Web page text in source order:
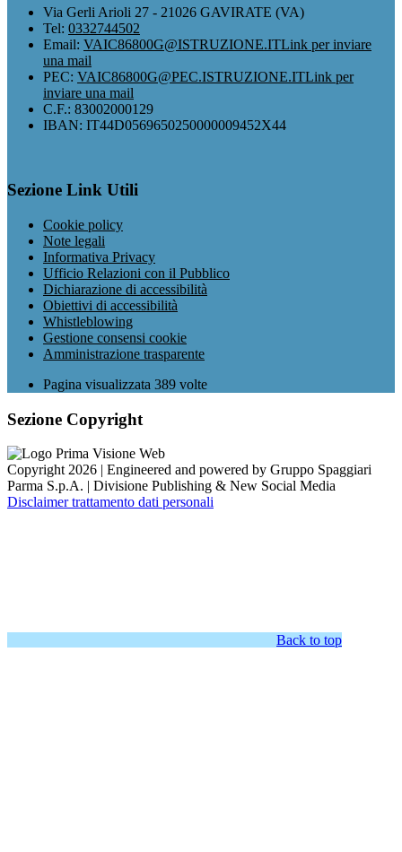
Via Gerli Arioli 27 - 21026 GAVIRATE (VA)
Tel: 0332744502
Email: VAIC86800G@ISTRUZIONE.ITLink per inviare
una mail
PEC: VAIC86800G@PEC.ISTRUZIONE.ITLink per
inviare una mail
C.F.: 83002000129
IBAN: IT44D0569650250000009452X44
Sezione Link Utili
Cookie policy
Note legali
Informativa Privacy
Ufficio Relazioni con il Pubblico
Dichiarazione di accessibilità
Obiettivi di accessibilità
Whistleblowing
Gestione consensi cookie
Amministrazione trasparente
Pagina visualizzata 389 volte
Sezione Copyright
Copyright 2026 | Engineered and powered by Gruppo Spaggiari
Parma S.p.A. | Divisione Publishing & New Social Media
Disclaimer trattamento dati personali
Back to top